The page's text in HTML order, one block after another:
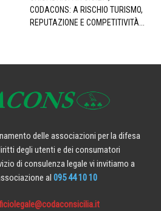
CODACONS: A RISCHIO TURISMO,
REPUTAZIONE E COMPETITIVITÀ...
delle associazioni per la difesa
degli utenti e dei consumatori
di consulenza legale vi invitiamo a
al 095 44 10 10